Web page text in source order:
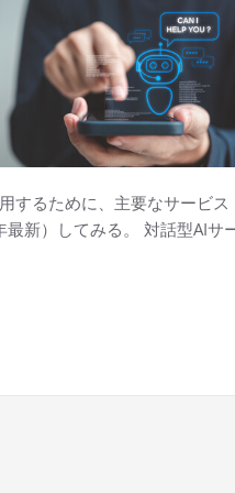
するために、主要なサービス
最新）してみる。 対話型AIサ